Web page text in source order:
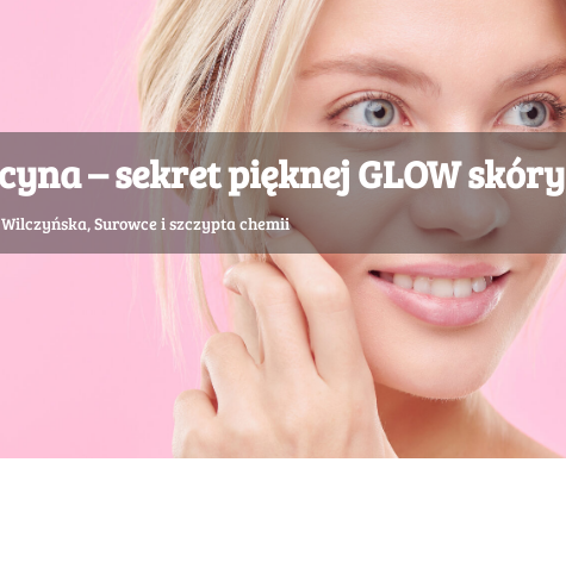
– sekret pięknej GLOW skóry
,Surowce i szczypta chemii